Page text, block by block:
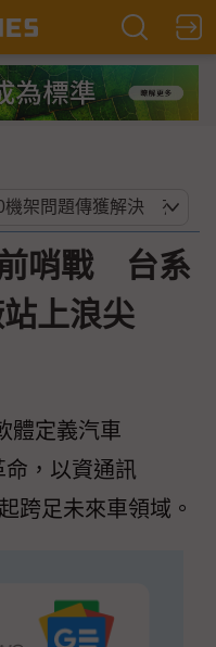
哨戰 台系
上浪尖
體定義汽車
命，以資通訊
跨足未來車領域。